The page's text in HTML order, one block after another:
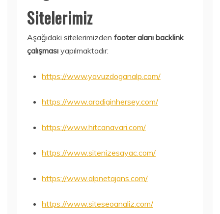
Sitelerimiz
Aşağıdaki sitelerimizden footer alanı backlink
çalışması yapılmaktadır:
https://www.yavuzdoganalp.com/
https://www.aradiginhersey.com/
https://www.hitcanavari.com/
https://www.sitenizesayac.com/
https://www.alpnetajans.com/
https://www.siteseoanaliz.com/